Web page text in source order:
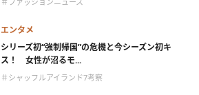
エンタメ
シリーズ初“強制帰国”の危機と今シーズン初キ
ス！ 女性が沼るモ...
＃シャッフルアイランド7考察